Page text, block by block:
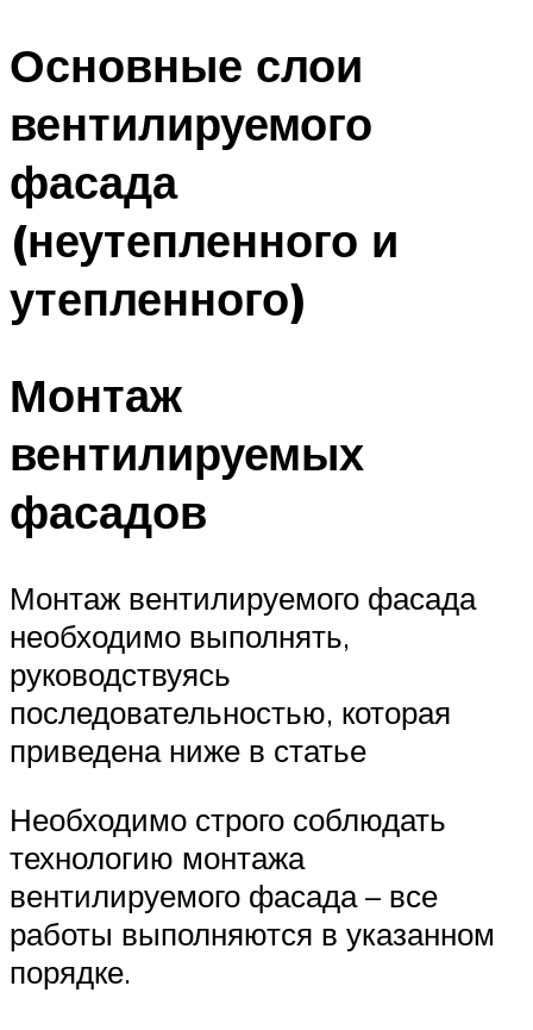
Основные слои
вентилируемого
фасада
(неутепленного и
утепленного)
Монтаж
вентилируемых
фасадов
Монтаж вентилируемого фасада
необходимо выполнять,
руководствуясь
последовательностью, которая
приведена ниже в статье
Необходимо строго соблюдать
технологию монтажа
вентилируемого фасада – все
работы выполняются в указанном
порядке.